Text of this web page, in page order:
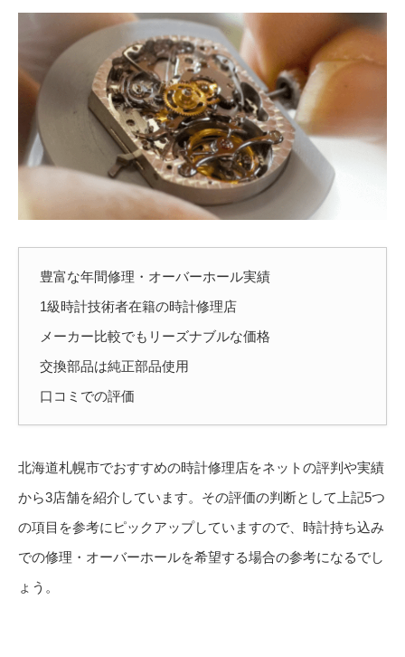
豊富な年間修理・オーバーホール実績
1級時計技術者在籍の時計修理店
メーカー比較でもリーズナブルな価格
交換部品は純正部品使用
口コミでの評価
北海道札幌市でおすすめの時計修理店をネットの評判や実績
から3店舗を紹介しています。その評価の判断として上記5つ
の項目を参考にピックアップしていますので、時計持ち込み
での修理・オーバーホールを希望する場合の参考になるでし
ょう。